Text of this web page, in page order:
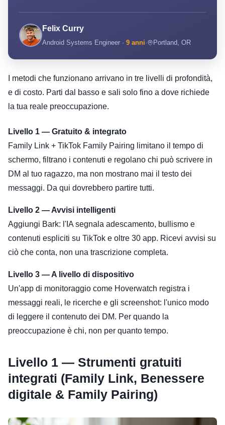
Felix Curry
Android Systems Engineer · 9 anni· Portland, OR
I metodi che funzionano arrivano in tre livelli di profondità,
e di costo. Parti dal basso e sali solo fino a dove richiede
la tua reale preoccupazione.
Livello 1 — Gratuito & integrato
Family Link + TikTok Family Pairing limitano il tempo di
schermo, filtrano i contenuti e regolano chi può scrivere in
DM al tuo ragazzo, ma non mostrano mai il testo dei
messaggi. Da qui dovrebbero partire tutti.
Livello 2 — Avvisi intelligenti
Aggiungi Bark: l'IA segnala adescamento, bullismo e
contenuti espliciti su TikTok e oltre 30 app. Ricevi avvisi su
ciò che conta, non una trascrizione completa.
Livello 3 — A livello di dispositivo
Un'app di monitoraggio come Hoverwatch registra i
messaggi reali, le ricerche e gli screenshot: l'unico modo
di leggere il contenuto dei DM. Per quando la
preoccupazione è chi, non per quanto tempo.
Livello 1 — Strumenti gratuiti
integrati (Family Link, Benessere
digitale & Family Pairing)